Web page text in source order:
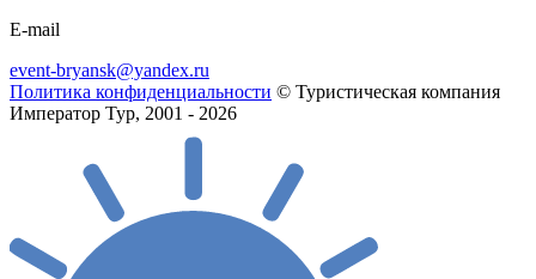
E-mail
event-bryansk@yandex.ru
Политика конфиденциальности © Туристическая компания
Император Тур, 2001 - 2026